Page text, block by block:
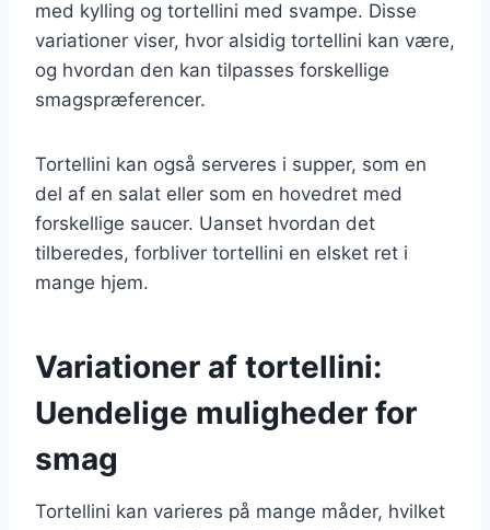
med kylling og tortellini med svampe. Disse
variationer viser, hvor alsidig tortellini kan være,
og hvordan den kan tilpasses forskellige
smagspræferencer.
Tortellini kan også serveres i supper, som en
del af en salat eller som en hovedret med
forskellige saucer. Uanset hvordan det
tilberedes, forbliver tortellini en elsket ret i
mange hjem.
Variationer af tortellini:
Uendelige muligheder for
smag
Tortellini kan varieres på mange måder, hvilket